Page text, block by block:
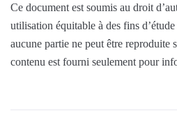
Ce document est soumis au droit
utilisation équitable à des fins
aucune partie ne peut être reproduite
contenu est fourni seulement pour